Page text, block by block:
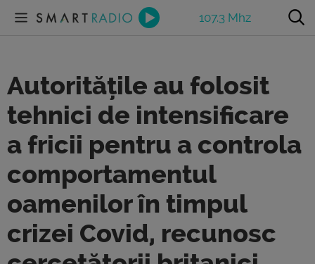
107.3 Mhz
Autoritățile au folosit
tehnici de intensificare
a fricii pentru a controla
comportamentul
oamenilor în timpul
crizei Covid, recunosc